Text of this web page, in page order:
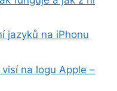
jazyků na iPhonu
na logu Apple –